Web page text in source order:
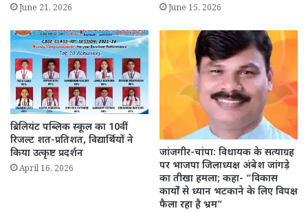
June 21, 2026
June 15, 2026
ब्रिलियंट पब्लिक स्कूल का 10वीं
रिजल्ट शत-प्रतिशत, विद्यार्थियों ने
किया उत्कृष्ट प्रदर्शन
April 16, 2026
जांजगीर-चांपा: विधायक के सत्याग्रह
पर भाजपा जिलाध्यक्ष अंबेश जांगड़े
का तीखा हमला; कहा- “विकास
कार्यों से ध्यान भटकाने के लिए विपक्ष
फैला रहा है भ्रम”